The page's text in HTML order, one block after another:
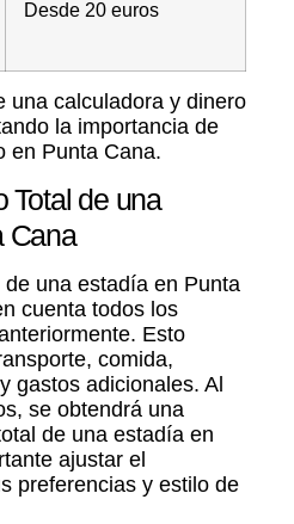
Desde 20 euros
una calculadora y dinero
la importancia de
en Punta Cana.
Total de una
Cana
una estadía en Punta
cuenta todos los
Esto
comida,
gastos adicionales. Al
se obtendrá una
de una estadía en
ajustar el
preferencias y estilo de